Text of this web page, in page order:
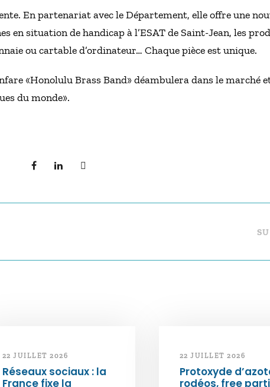
En partenariat avec le Département, elle offre une
en situation de handicap à l’ESAT de Saint-Jean, les
ou cartable d’ordinateur… Chaque pièce est unique.
«Honolulu Brass Band» déambulera dans le marché
du monde».
22 JUILLET 2026
Réseaux sociaux : la
France fixe la
22 JUILLET 2026
Protoxyde
rodéos, free